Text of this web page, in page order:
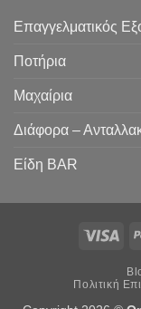
Επαγγελματικός
Ποτήρια
Μαχαίρια
Διάφορα –
Είδη ΒAR
Πολιτική